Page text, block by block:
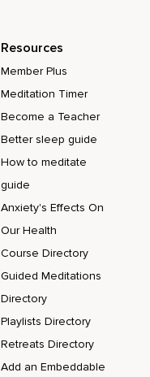
Resources
Member Plus
Meditation Timer
Become a Teacher
Better sleep guide
How to meditate
guide
Anxiety's Effects On
Our Health
Course Directory
Guided Meditations
Directory
Playlists Directory
Retreats Directory
Add an Embeddable